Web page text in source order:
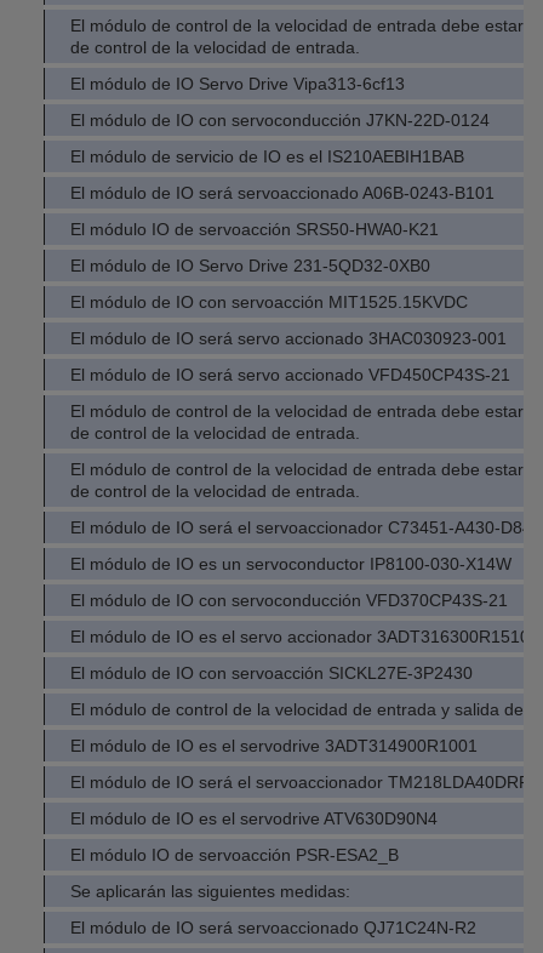
El módulo de control de la velocidad de entrada debe estar
de control de la velocidad de entrada.
El módulo de IO Servo Drive Vipa313-6cf13
El módulo de IO con servoconducción J7KN-22D-0124
El módulo de servicio de IO es el IS210AEBIH1BAB
El módulo de IO será servoaccionado A06B-0243-B101
El módulo IO de servoacción SRS50-HWA0-K21
El módulo de IO Servo Drive 231-5QD32-0XB0
El módulo de IO con servoacción MIT1525.15KVDC
El módulo de IO será servo accionado 3HAC030923-001
El módulo de IO será servo accionado VFD450CP43S-21
El módulo de control de la velocidad de entrada debe estar
de control de la velocidad de entrada.
El módulo de control de la velocidad de entrada debe estar
de control de la velocidad de entrada.
El módulo de IO será el servoaccionador C73451-A430-D84
El módulo de IO es un servoconductor IP8100-030-X14W
El módulo de IO con servoconducción VFD370CP43S-21
El módulo de IO es el servo accionador 3ADT316300R1510
El módulo de IO con servoacción SICKL27E-3P2430
El módulo de control de la velocidad de entrada y salida del
El módulo de IO es el servodrive 3ADT314900R1001
El módulo de IO será el servoaccionador
El módulo de IO es el servodrive ATV630D90N4
El módulo IO de servoacción PSR-ESA2_B
Se aplicarán las siguientes medidas:
El módulo de IO será servoaccionado QJ71C24N-R2